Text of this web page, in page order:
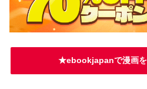
★ebookjapanで漫画を